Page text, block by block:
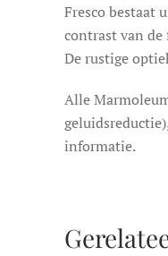
Fresco bestaat
contrast van de
De rustige
Alle
informatie.